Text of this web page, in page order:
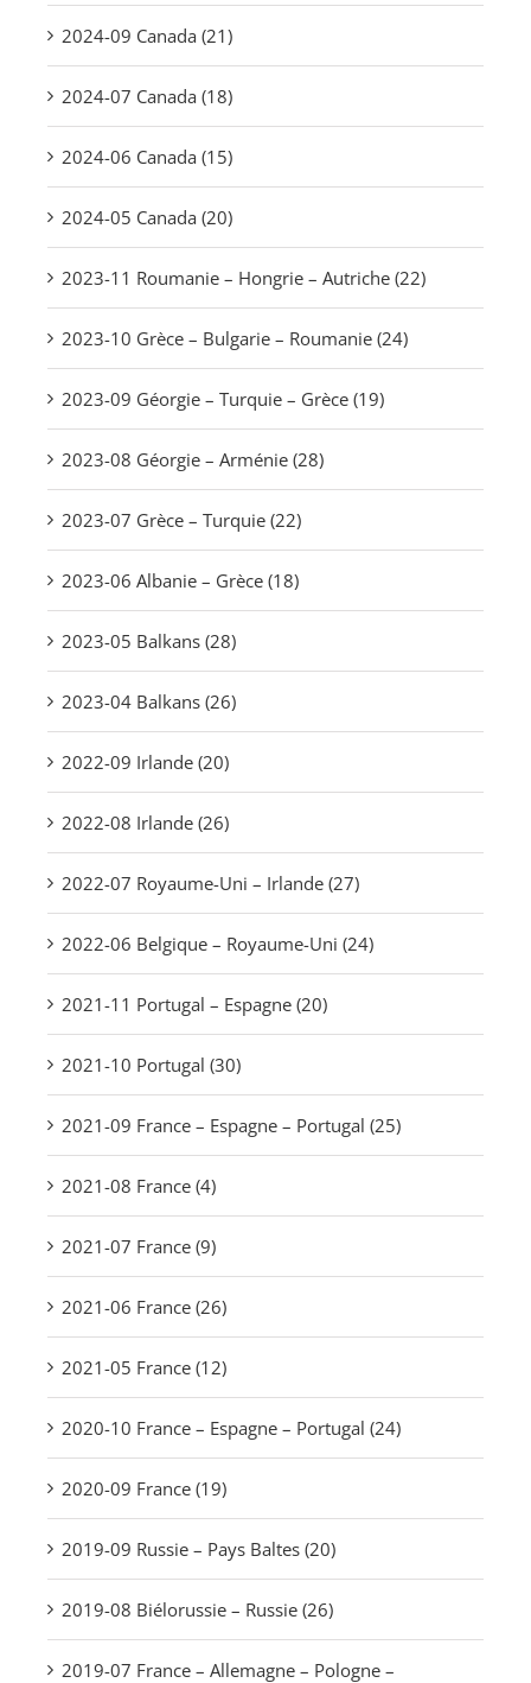
2024-09 Canada (21)
2024-07 Canada (18)
2024-06 Canada (15)
2024-05 Canada (20)
2023-11 Roumanie – Hongrie – Autriche (22)
2023-10 Grèce – Bulgarie – Roumanie (24)
2023-09 Géorgie – Turquie – Grèce (19)
2023-08 Géorgie – Arménie (28)
2023-07 Grèce – Turquie (22)
2023-06 Albanie – Grèce (18)
2023-05 Balkans (28)
2023-04 Balkans (26)
2022-09 Irlande (20)
2022-08 Irlande (26)
2022-07 Royaume-Uni – Irlande (27)
2022-06 Belgique – Royaume-Uni (24)
2021-11 Portugal – Espagne (20)
2021-10 Portugal (30)
2021-09 France – Espagne – Portugal (25)
2021-08 France (4)
2021-07 France (9)
2021-06 France (26)
2021-05 France (12)
2020-10 France – Espagne – Portugal (24)
2020-09 France (19)
2019-09 Russie – Pays Baltes (20)
2019-08 Biélorussie – Russie (26)
2019-07 France – Allemagne – Pologne –